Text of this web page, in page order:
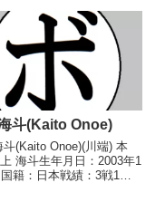
05/22 ●2RKO 中村
イオンズ)1990/04/16
斗(Kaito Onoe)
斗(Kaito Onoe)(川端) 本
海斗生年月日：2003年1
籍：日本戦績：3戦1勝